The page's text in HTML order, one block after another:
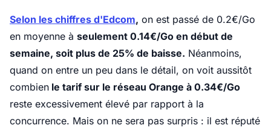
Selon les chiffres d'Edcom, on est passé de 0.2€/Go
en moyenne à seulement 0.14€/Go en début de
semaine, soit plus de 25% de baisse. Néanmoins,
quand on entre un peu dans le détail, on voit aussitôt
combien le tarif sur le réseau Orange à 0.34€/Go
reste excessivement élevé par rapport à la
concurrence. Mais on ne sera pas surpris : il est réputé